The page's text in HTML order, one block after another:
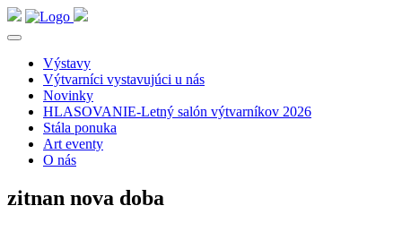
Výstavy
Výtvarníci vystavujúci u nás
Novinky
HLASOVANIE-Letný salón výtvarníkov 2026
Stála ponuka
Art eventy
O nás
zitnan nova doba